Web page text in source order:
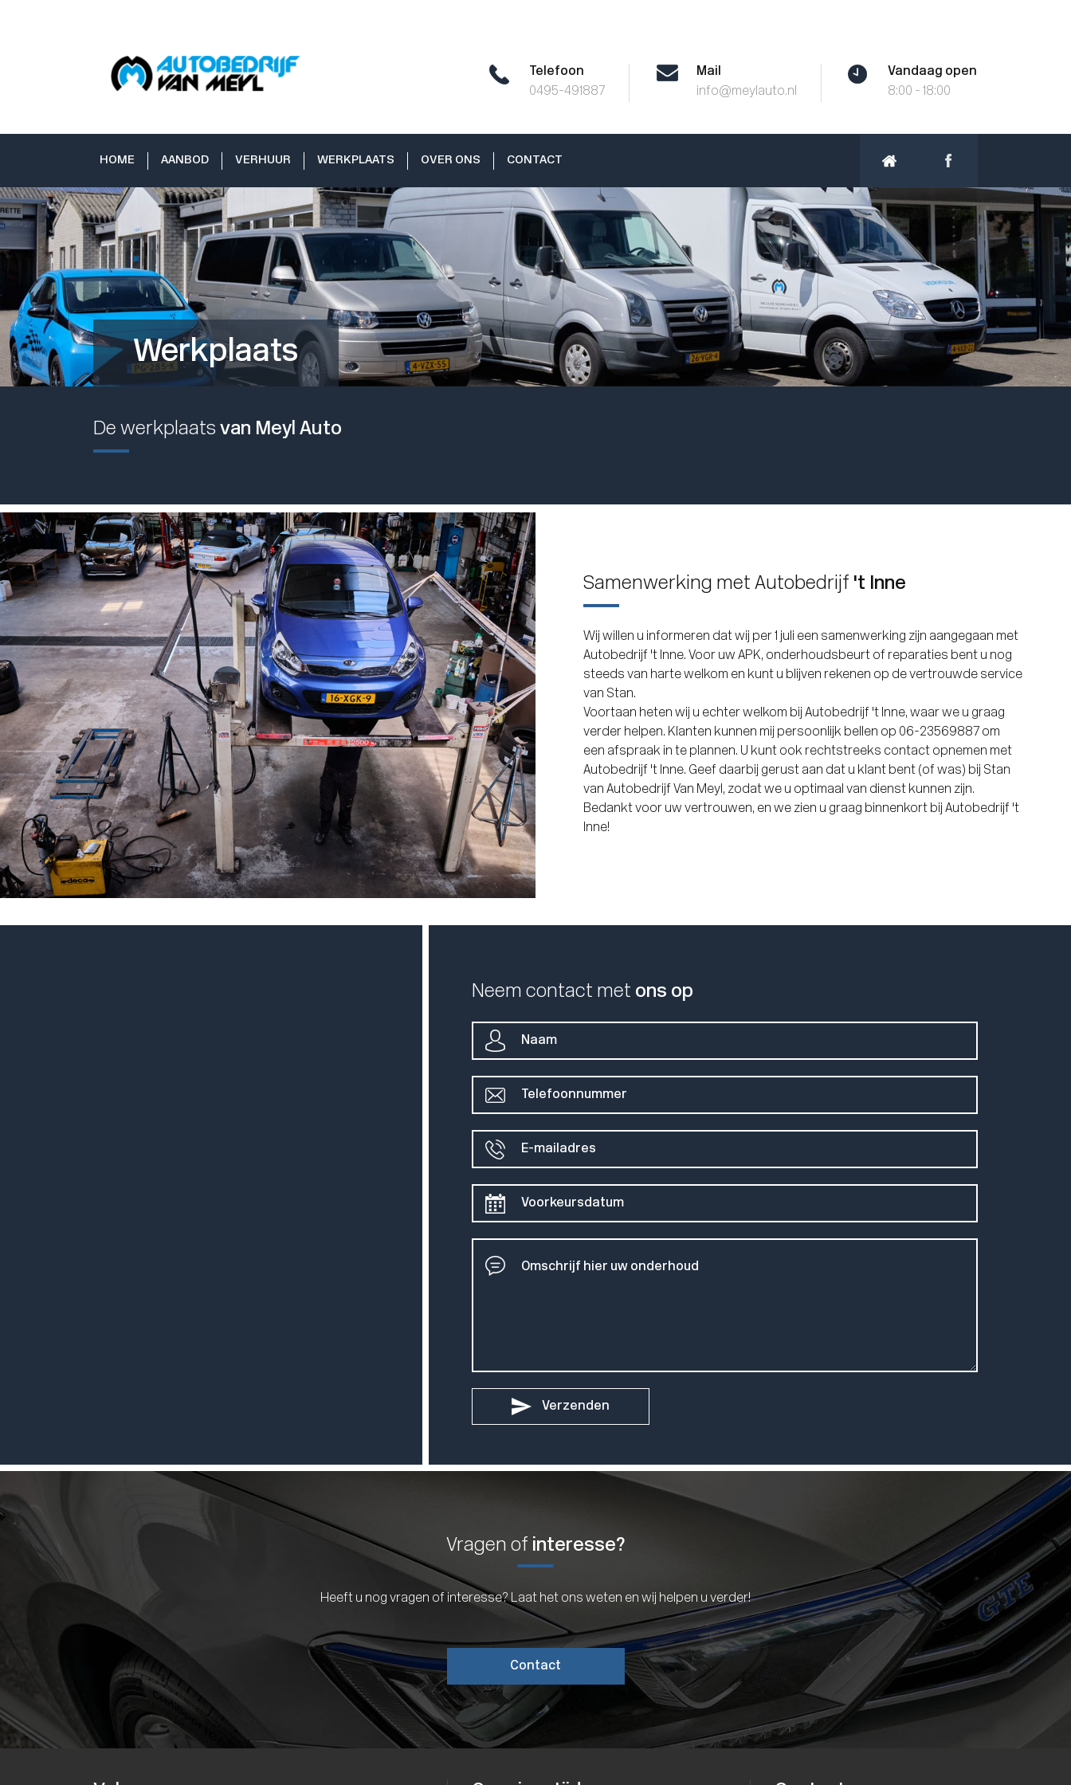
Telefoon
0495-491887
Mail
info@meylauto.nl
Vandaag open
8:00 - 18:00
HOME AANBOD VERHUUR WERKPLAATS OVER ONS CONTACT
Werkplaats
De werkplaats van Meyl Auto
Samenwerking met Autobedrijf 't Inne
Wij willen u informeren dat wij per 1 juli een samenwerking zijn aangegaan met
Autobedrijf 't Inne. Voor uw APK, onderhoudsbeurt of reparaties bent u nog
steeds van harte welkom en kunt u blijven rekenen op de vertrouwde service
van Stan.
Voortaan heten wij u echter welkom bij Autobedrijf 't Inne, waar we u graag
verder helpen. Klanten kunnen mij persoonlijk bellen op 06-23569887 om
een afspraak in te plannen. U kunt ook rechtstreeks contact opnemen met
Autobedrijf 't Inne. Geef daarbij gerust aan dat u klant bent (of was) bij Stan
van Autobedrijf Van Meyl, zodat we u optimaal van dienst kunnen zijn.
Bedankt voor uw vertrouwen, en we zien u graag binnenkort bij Autobedrijf 't
Inne!
Neem contact met ons op
Verzenden
Vragen of interesse?
Heeft u nog vragen of interesse? Laat het ons weten en wij helpen u verder!
Contact